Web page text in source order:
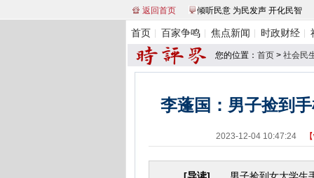
返回首页 倾听民意 为民发声 开化民智
首页 百家争鸣 焦点新闻 时政财经
您的位置： 首页 > 社会民
李蓬国：男子捡到
2023-12-04 10:47:24 【